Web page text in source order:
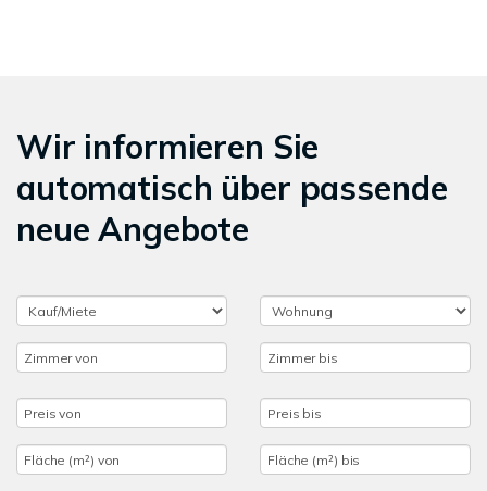
Wir informieren Sie
automatisch über passende
neue Angebote